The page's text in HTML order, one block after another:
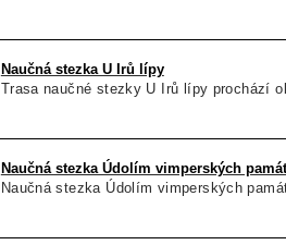
Naučná stezka U Irů lípy
Trasa naučné stezky U Irů lípy prochází
Naučná stezka Údolím vimperských
Naučná stezka Údolím vimperských